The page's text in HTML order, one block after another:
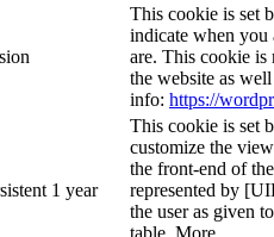
This cookie is set
indicate when you
are. This cookie is
the website as
info: https://
1 year
This cookie is set
customize the
the front-end of
represented by
the user as given